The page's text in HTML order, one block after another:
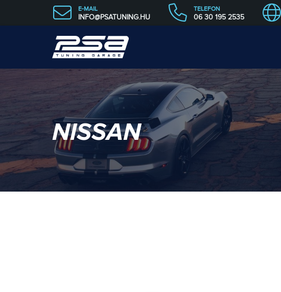
E-MAIL
INFO@PSATUNING.HU
TELEFON
06 30 195 2535
NISSAN